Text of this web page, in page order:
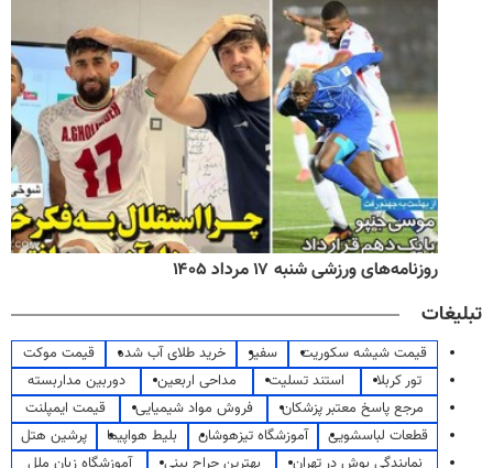
روزنامه‌های ورزشی شنبه ۱۷ مرداد ۱۴۰۵
تبلیغات
قیمت شیشه سکوریت سفیر خرید طلای آب شده
قیمت موکت
تور کربلا
استند تسلیت مداحی اربعین
دوربین مداربسته
مرجع پاسخ معتبر پزشکان
فروش مواد شیمیایی
قیمت ایمپلنت
قطعات لباسشویی
آموزشگاه تیزهوشان بلیط هواپیما
پرشین هتل